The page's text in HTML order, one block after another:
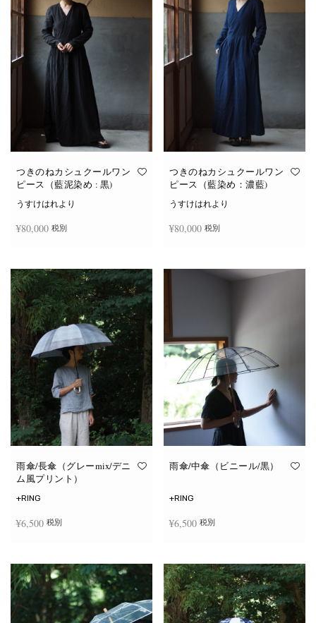
つきのねカシュクールワン
ピース（藍泥染め : 黒)
うすけはれより
¥80,000 税別
つきのねカシュクールワン
ピース（藍染め：濃藍)
うすけはれより
¥80,000 税別
雨傘/長傘（グレーmix/デニ
ム風プリント）
+RING
¥6,500 税別
雨傘/中傘（ビニール/黒）
+RING
¥6,500 税別